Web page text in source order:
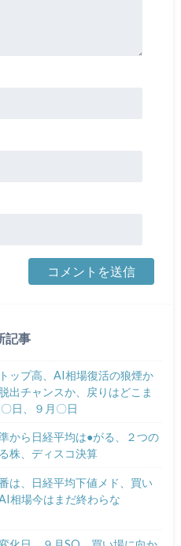
記事
ップ高、AI相場復活の狼煙か
出チャンスか、戻りはどこま
日、９月〇日
から日経平均は●がる、２つの
株、ディスコ決算
は、日経平均下値メド、買い
相場今はまだ終わらな